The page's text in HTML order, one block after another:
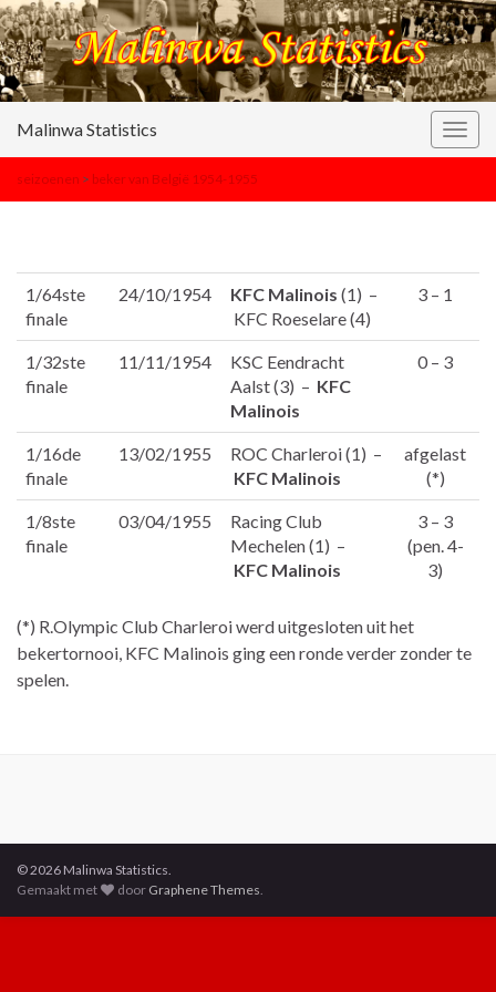
Malinwa Statistics
seizoenen > beker van België 1954-1955
1/64ste
finale
24/10/1954 KFC Malinois (1) –
KFC Roeselare (4)
3 – 1
1/32ste
finale
11/11/1954
KSC Eendracht
Aalst (3) – KFC
Malinois
0 – 3
1/16de
finale
13/02/1955
ROC Charleroi (1) –
KFC Malinois
afgelast
(*)
1/8ste
finale
03/04/1955
Racing Club
Mechelen (1) –
KFC Malinois
3 – 3
(pen. 4-
3)
(*) R.Olympic Club Charleroi werd uitgesloten uit het
bekertornooi, KFC Malinois ging een ronde verder zonder te
spelen.
© 2026 Malinwa Statistics.
Gemaakt met
door Graphene Themes.